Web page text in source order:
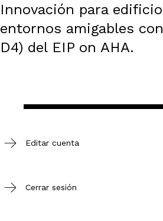
Innovación para
entornos amigables
D4) del EIP on AHA.
Editar cuenta
Cerrar sesión